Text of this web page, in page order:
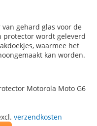
gehard glas voor de
protector wordt geleverd
waarmee het
kan worden.
Motorola Moto G6
verzendkosten